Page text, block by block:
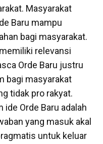
Masyarakat
Baru mampu
bagi masyarakat.
relevansi
Orde Baru justru
bagi masyarakat
tidak pro rakyat.
ide Orde Baru adalah
yang masuk akal
untuk keluar